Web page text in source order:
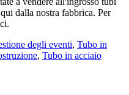
dalla nostra fabbrica. Per
degli eventi, Tubo in
, Tubo in acciaio